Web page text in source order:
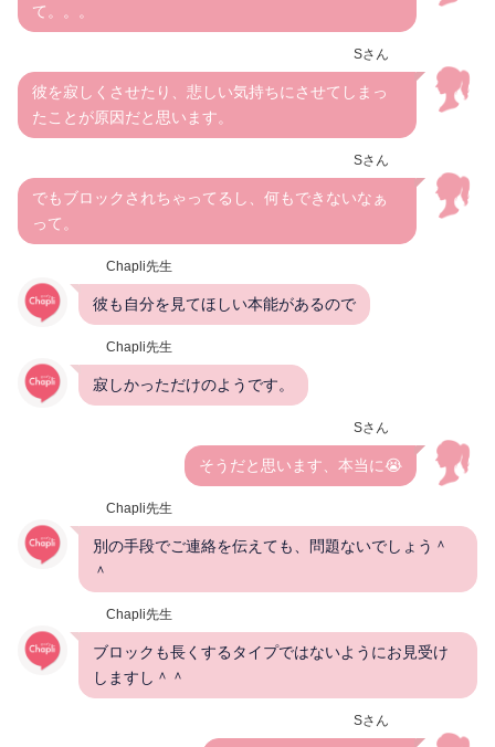
て。。。
Sさん
彼を寂しくさせたり、悲しい気持ちにさせてしまっ
たことが原因だと思います。
Sさん
でもブロックされちゃってるし、何もできないなぁ
って。
Chapli先生
彼も自分を見てほしい本能があるので
Chapli先生
寂しかっただけのようです。
Sさん
そうだと思います、本当に😭
Chapli先生
別の手段でご連絡を伝えても、問題ないでしょう＾
＾
Chapli先生
ブロックも長くするタイプではないようにお見受け
しますし＾＾
Sさん